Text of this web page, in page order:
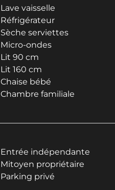
Lave vaisselle
Réfrigérateur
Sèche serviettes
Micro-ondes
Lit 90 cm
Lit 160 cm
Chaise bébé
Chambre familiale
Entrée indépendante
Mitoyen propriétaire
Parking privé